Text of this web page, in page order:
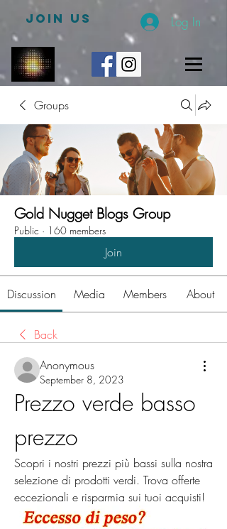
JOIN US Log In
Groups
Gold Nugget Blogs Group
Public · 160 members
Join
Discussion Media Members About
Back
Anonymous
September 8, 2023
Prezzo verde basso
prezzo
Scopri i nostri prezzi più bassi sulla nostra
selezione di prodotti verdi. Trova offerte
eccezionali e risparmia sui tuoi acquisti!